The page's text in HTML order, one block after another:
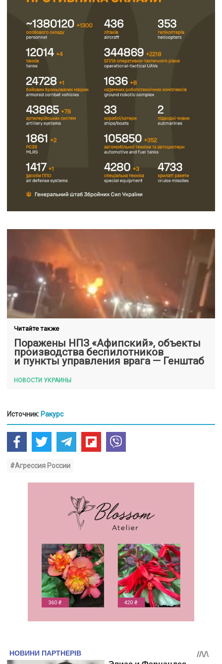
Читайте также
Поражены НПЗ «Афипский», объекты
производства беспилотников
и пункты управления врага — Генштаб
НОВОСТИ УКРАИНЫ
Источник: Ракурс
#Агрессия России